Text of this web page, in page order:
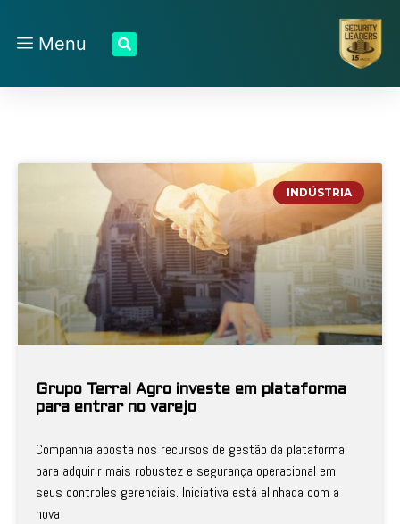
Menu
INDÚSTRIA
Grupo Terral Agro investe em plataforma
para entrar no varejo
Companhia aposta nos recursos de gestão da plataforma
para adquirir mais robustez e segurança operacional em
seus controles gerenciais. Iniciativa está alinhada com a
nova